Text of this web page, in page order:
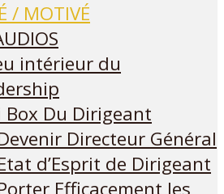
/ MOTIVÉ
intérieur du
Box Du Dirigeant
Directeur Général
d’Esprit de Dirigeant
Efficacement les